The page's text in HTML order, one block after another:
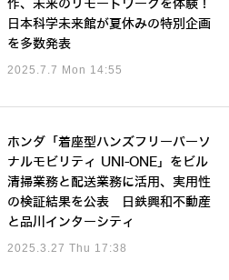
作、未来のリモートワークを体験！
日本科学未来館が夏休みの特別企画
を多数発表
2025.7.7 Mon 14:55
ホンダ「着座型ハンズフリーパーソ
ナルモビリティ UNI-ONE」をビル
清掃業務と配送業務に活用、実用性
の検証結果を公表 日鉄興和不動産
と品川インターシティ
2025.3.27 Thu 17:38